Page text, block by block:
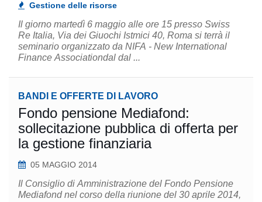
Gestione delle risorse
Il giorno martedì 6 maggio alle ore 15 presso Swiss
Re Italia, Via dei Giuochi Istmici 40, Roma si terrà il
seminario organizzato da NIFA - New International
Finance Associationdal dal ...
BANDI E OFFERTE DI LAVORO
Fondo pensione Mediafond:
sollecitazione pubblica di offerta per
la gestione finanziaria
05 MAGGIO 2014
Il Consiglio di Amministrazione del Fondo Pensione
Mediafond nel corso della riunione del 30 aprile 2014,